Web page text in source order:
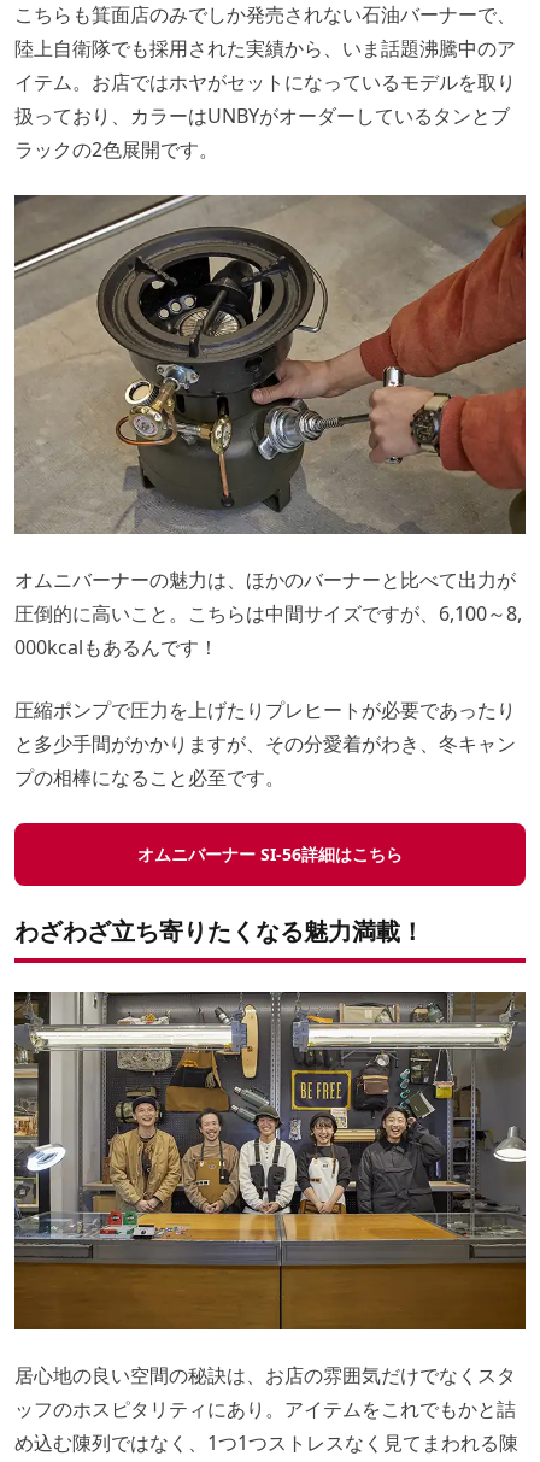
こちらも箕面店のみでしか発売されない石油バーナーで、
陸上自衛隊でも採用された実績から、いま話題沸騰中のア
イテム。お店ではホヤがセットになっているモデルを取り
扱っており、カラーはUNBYがオーダーしているタンとブ
ラックの2色展開です。
オムニバーナーの魅力は、ほかのバーナーと比べて出力が
圧倒的に高いこと。こちらは中間サイズですが、6,100～8,
000kcalもあるんです！
圧縮ポンプで圧力を上げたりプレヒートが必要であったり
と多少手間がかかりますが、その分愛着がわき、冬キャン
プの相棒になること必至です。
オムニバーナー SI-56詳細はこちら
わざわざ立ち寄りたくなる魅力満載！
居心地の良い空間の秘訣は、お店の雰囲気だけでなくスタ
ッフのホスピタリティにあり。アイテムをこれでもかと詰
め込む陳列ではなく、1つ1つストレスなく見てまわれる陳